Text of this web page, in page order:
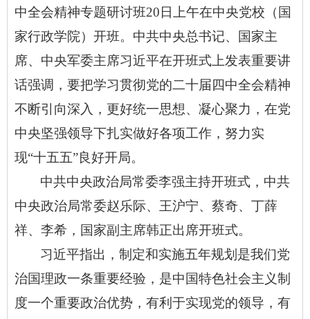
中全会精神专题研讨班20日上午在中央党校（国
家行政学院）开班。中共中央总书记、国家主
席、中央军委主席习近平在开班式上发表重要讲
话强调，要把学习贯彻党的二十届四中全会精神
不断引向深入，更好统一思想、凝心聚力，在党
中央坚强领导下扎实做好各项工作，努力实
现“十五五”良好开局。
中共中央政治局常委李强主持开班式，中共
中央政治局常委赵乐际、王沪宁、蔡奇、丁薛
祥、李希，国家副主席韩正出席开班式。
习近平指出，制定和实施五年规划是我们党
治国理政一条重要经验，是中国特色社会主义制
度一个重要政治优势，有利于实现党的领导，有